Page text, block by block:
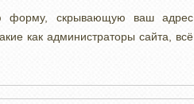
форму, скрывающую ваш адрес
как администраторы сайта, всё